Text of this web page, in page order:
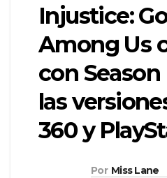
Injustice:
Among Us
con Season
las
360 y
Por Miss Lane